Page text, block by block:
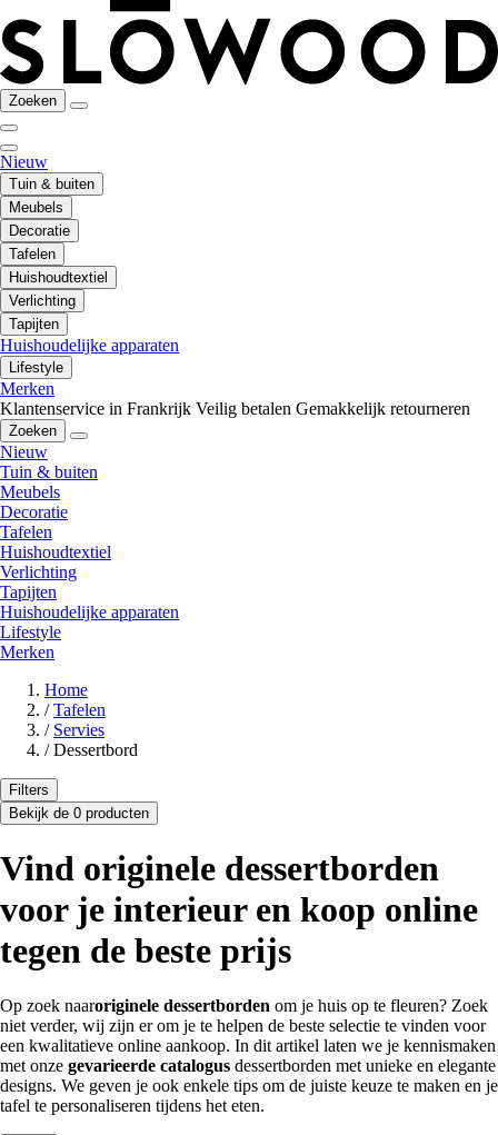
Zoeken
Nieuw
Tuin & buiten
Meubels
Decoratie
Tafelen
Huishoudtextiel
Verlichting
Tapijten
Huishoudelijke apparaten
Lifestyle
Merken
Klantenservice in Frankrijk Veilig betalen Gemakkelijk retourneren
Zoeken
Nieuw
Tuin & buiten
Meubels
Decoratie
Tafelen
Huishoudtextiel
Verlichting
Tapijten
Huishoudelijke apparaten
Lifestyle
Merken
Home
/ Tafelen
/ Servies
/ Dessertbord
Filters
Bekijk de 0 producten
Vind originele dessertborden
voor je interieur en koop online
tegen de beste prijs
Op zoek naaroriginele dessertborden om je huis op te fleuren? Zoek
niet verder, wij zijn er om je te helpen de beste selectie te vinden voor
een kwalitatieve online aankoop. In dit artikel laten we je kennismaken
met onze gevarieerde catalogus dessertborden met unieke en elegante
designs. We geven je ook enkele tips om de juiste keuze te maken en je
tafel te personaliseren tijdens het eten.